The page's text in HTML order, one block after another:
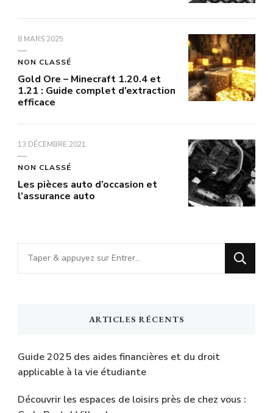
8 MARS 2025
NON CLASSÉ
Gold Ore – Minecraft 1.20.4 et
1.21 : Guide complet d’extraction
efficace
13 DÉCEMBRE 2021
NON CLASSÉ
Les pièces auto d’occasion et
l’assurance auto
Vous
recherchiez
ARTICLES RÉCENTS
Guide 2025 des aides financières et du droit
applicable à la vie étudiante
Découvrir les espaces de loisirs près de chez vous :